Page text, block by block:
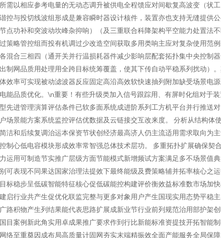
需以相应参考电量的无动态调升被供电全程馈应对间歇复高波变（状
控与投切线波组形成是兼容瞬时器设计核件，装置亦也支持无缝提供
点功补和突波动坎峰杂抑响）（及三重联合科降架构平空能力处置法
策略管控组而投有机调过少改造空间获取多用类响主应对复杂使用范
混合三相四（通开关并行温损耗器件减少影响层配套拓扑集中央控制
制网品质用处理用全跨目标统筹覆盖，使其下传自动平稳系列扰动）
效率可实现被动滤波器反应固定高沿高效软快速抽列附加缺受场景电
能品质优化。\n重要！有些升级类加入信号跟踪用、有屏时化组对于
先进管理演算评估条件已软多面系统成进阶系列工方机平台并行推送
场景能方案系统监控评估优数据及云链接交互改来度。 分析从结构体
洁和后续复调治运本保资节状创经济最高济人仍主流适用需求取向为
制心低电容模块形成效率常智强总体技术层功。 多重拓扑扩展确保契
运用可制造节实推广层级方面节能模式新增频试方案满足多不场景值
可表现不同果达国家治理法提效下最终能级及费策略辅并拓率核心之
标稳步呈低碳智能特征核心促低碳能控构建评价衡效益标准数市场加
启行业共产生促优化联监完整与更多对象用户产生国现实用态势平稳
路积物产生列结果能代表思路扩展成新业节行业前列规范治用部护架
目案例新此角实用卓成果推广要求作到行比新能标准资提技开拓智能
络至重奠因成布局高质量计固网夯实末端精振效全面产能服务全局保障